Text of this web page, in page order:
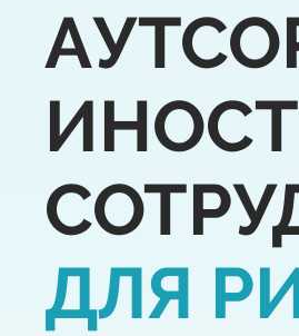
ДЛЯ